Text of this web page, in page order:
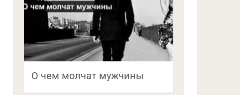
О чем молчат мужчины